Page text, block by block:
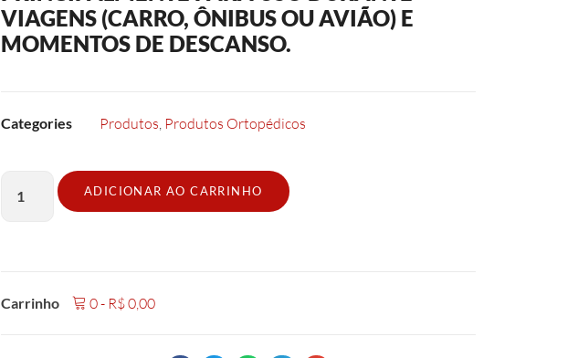
VIAGENS (CARRO, ÔNIBUS OU AVIÃO) E
MOMENTOS DE DESCANSO.
Categories Produtos Produtos Ortopédicos
ADICIONAR AO CARRINHO
Carrinho 0- R$0,00